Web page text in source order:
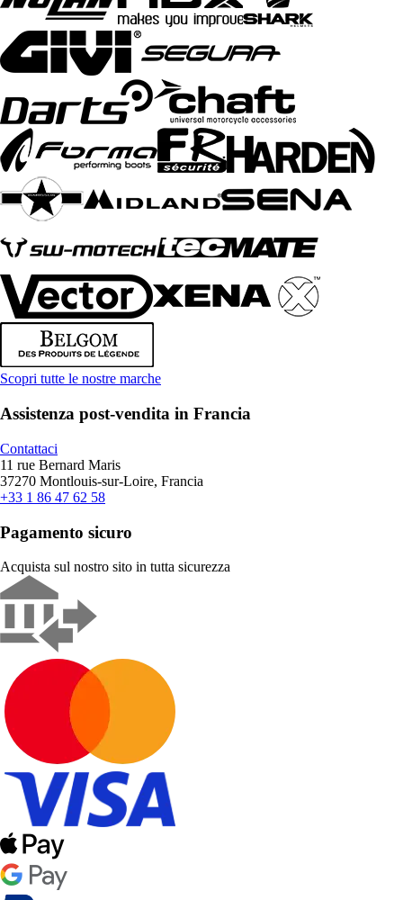
Scopri tutte le nostre marche
Assistenza post-vendita in Francia
Contattaci
11 rue Bernard Maris
37270 Montlouis-sur-Loire, Francia
+33 1 86 47 62 58
Pagamento sicuro
Acquista sul nostro sito in tutta sicurezza